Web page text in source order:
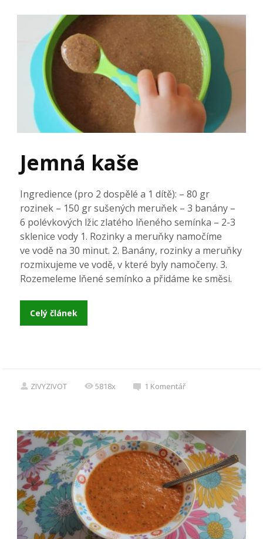
Jemná kaše
Ingredience (pro 2 dospělé a 1 dítě): – 80 gr
rozinek – 150 gr sušených meruňek – 3 banány –
6 polévkových lžic zlatého lňeného semínka – 2-3
sklenice vody 1. Rozinky a meruňky namočíme
ve vodě na 30 minut. 2. Banány, rozinky a meruňky
rozmixujeme ve vodě, v které byly namočeny. 3.
Rozemeleme lňené semínko a přidáme ke směsi.
Celý článek
ZIVYZIVOT 5818x 1 Komentář